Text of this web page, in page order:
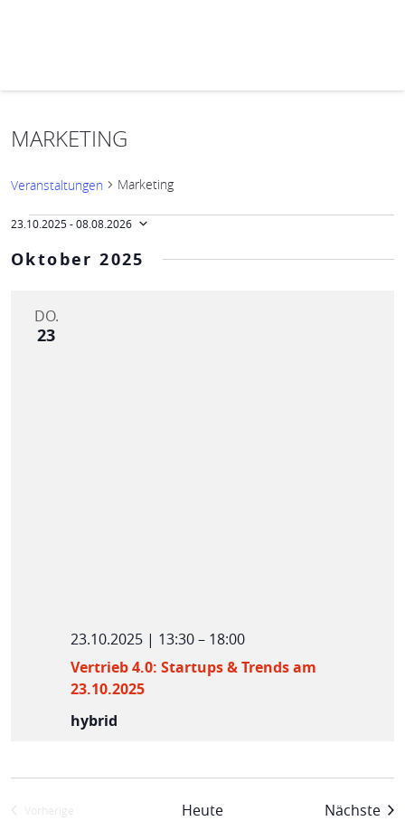
MARKETING
Veranstaltungen Marketing
Veranstaltungen
Ansichten-
VERANSTALTUNG
ANSICHTEN-
23.10.2025 - 08.08.2026
wählen.
Oktober 2025
DO.
23
Vertrieb 4.0: Startups & Trends am
23.10.2025
23.10.2025 | 13:30– 18:00
hybrid
Heute Nächste